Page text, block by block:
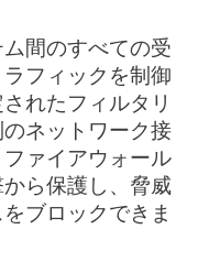
間のすべての受
フィックを制御
れたフィルタリ
ネットワーク接
ァイアウォール
ら保護し、脅威
ブロックできま